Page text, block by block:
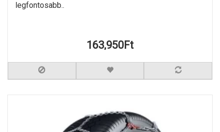
legfontosabb..
163,950Ft